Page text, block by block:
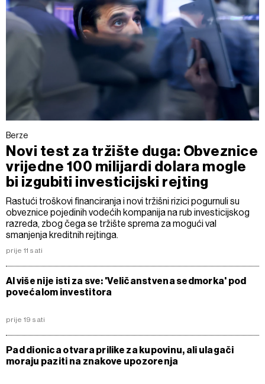
Berze
Novi test za tržište duga: Obveznice
vrijedne 100 milijardi dolara mogle
bi izgubiti investicijski rejting
Rastući troškovi financiranja i novi tržišni rizici pogurnuli su
obveznice pojedinih vodećih kompanija na rub investicijskog
razreda, zbog čega se tržište sprema za mogući val
smanjenja kreditnih rejtinga.
prije 11 sati
AI više nije isti za sve: 'Veličanstvena sedmorka' pod
povećalom investitora
prije 19 sati
Pad dionica otvara prilike za kupovinu, ali ulagači
moraju paziti na znakove upozorenja